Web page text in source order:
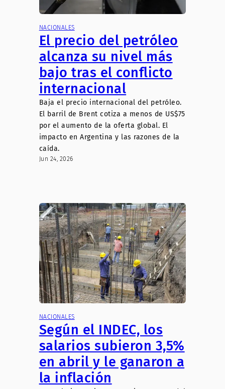
NACIONALES
El precio del petróleo
alcanza su nivel más
bajo tras el conflicto
internacional
Baja el precio internacional del petróleo.
El barril de Brent cotiza a menos de US$75
por el aumento de la oferta global. El
impacto en Argentina y las razones de la
caída.
Jun 24, 2026
NACIONALES
Según el INDEC, los
salarios subieron 3,5%
en abril y le ganaron a
la inflación